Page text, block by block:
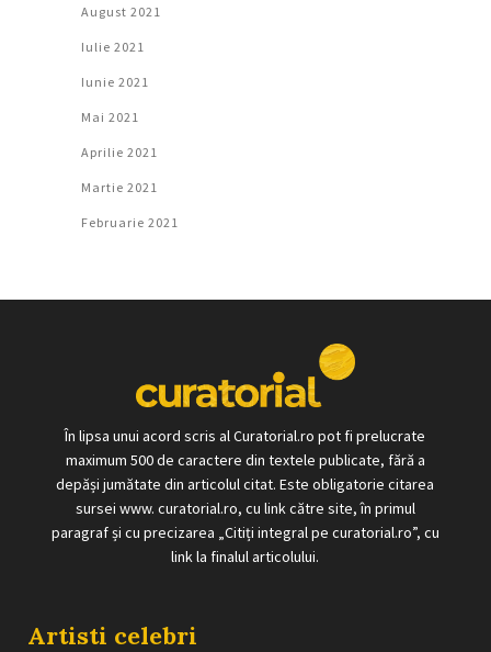
August 2021
Iulie 2021
Iunie 2021
Mai 2021
Aprilie 2021
Martie 2021
Februarie 2021
În lipsa unui acord scris al Curatorial.ro pot fi prelucrate
maximum 500 de caractere din textele publicate, fără a
depăși jumătate din articolul citat. Este obligatorie citarea
sursei www. curatorial.ro, cu link către site, în primul
paragraf și cu precizarea „Citiți integral pe curatorial.ro”, cu
link la finalul articolului.
Artisti celebri